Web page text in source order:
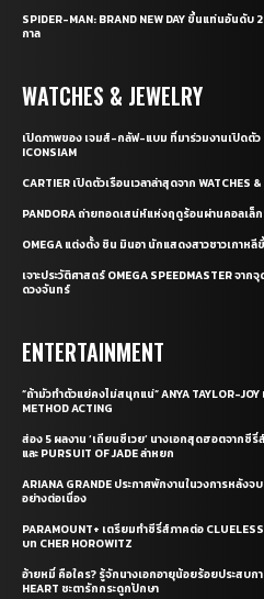
SPIDER-MAN: BRAND NEW DAY ขึ้นแท่นอันดั
กาล
WATCHES & JEWELRY
เปิดภาพของ เจมส์-กลัฟ-แบม ที่มาร่วมงานเปิดตัว
ICONSIAM
CARTIER เปิดตัวเรือนเวลาล่าสุดจาก
PANDORA ถ่ายทอดเสน่ห์แห่งฤดูร้อนผ่านคอลเล็ก
OMEGA แต่งตั้ง ชิน มินอา นักแสดงสาวชาวเกา
เจาะประวัติศาสตร์ OMEGA SPEEDMASTER จ
ดวงจันทร์
ENTERTAINMENT
“ถ้ามัวทำตัวแย่คงไม่สนุกแน่” ANYA TAYLOR-
METHOD ACTING
ส่อง 5 ผลงาน ‘เถียนซีเวย’ นางเอกสุดฮอตจากซีรี่
และ PURSUIT OF JADE ล่าหยก
ARIANA GRANDE ประกาศพักงานในวงการหลังจ
อย่างต่อเนื่อง
PARAMOUNT+ เตรียมทำซีรี่ส์ภาคต่อ
บท CHER HOROWITZ
อ้ายหมี่ คือใคร? รู้จักนางเอกอายุน้อยร้อยประสบก
HEART ชะตารักกระดูกปักษา